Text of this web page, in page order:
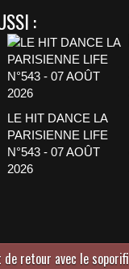
:
LE HIT DANCE LA
PARISIENNE LIFE
N°543 - 07 AOÛT
2026